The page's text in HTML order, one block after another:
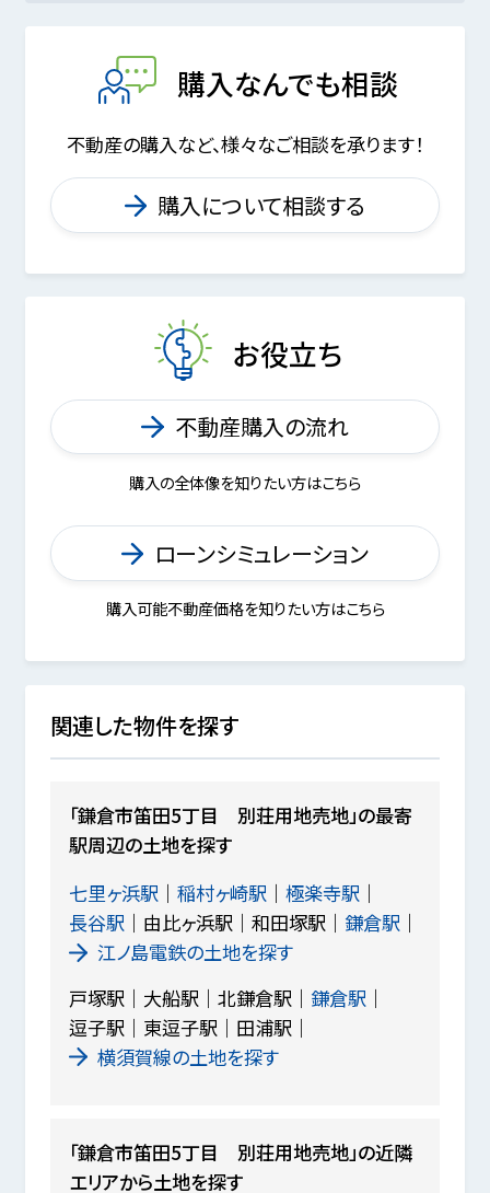
購入なんでも相談
不動産の購入など、様々なご相談を承ります！
購入について相談する
お役立ち
不動産購入の流れ
購入の全体像を知りたい方はこちら
ローンシミュレーション
購入可能不動産価格を知りたい方はこちら
関連した物件を探す
「鎌倉市笛田5丁目 別荘用地売地」の最寄
駅周辺の土地を探す
七里ヶ浜駅
稲村ヶ崎駅
極楽寺駅
長谷駅
由比ヶ浜駅 和田塚駅
鎌倉駅
江ノ島電鉄の土地を探す
戸塚駅
大船駅 北鎌倉駅
鎌倉駅
逗子駅
東逗子駅
田浦駅
横須賀線の土地を探す
「鎌倉市笛田5丁目 別荘用地売地」の近隣
エリアから土地を探す